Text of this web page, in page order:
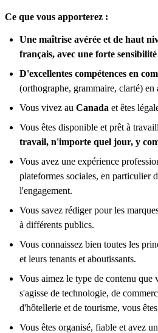
Ce que vous apporterez :
Une maîtrise avérée et de haut
français, avec une forte
D'excellentes compétences en
(orthographe, grammaire, clarté) en
Vous vivez au Canada et êtes
Vous êtes disponible et prêt à
travail, n'importe quel jour, y
Vous avez une expérience
plateformes sociales, en particulier
l'engagement.
Vous savez rédiger pour les
à différents publics.
Vous connaissez bien toutes les
et leurs tenants et aboutissants.
Vous aimez le type de contenu que
s'agisse de technologie, de
d'hôtellerie et de tourisme, vous
Vous êtes organisé, fiable et avez